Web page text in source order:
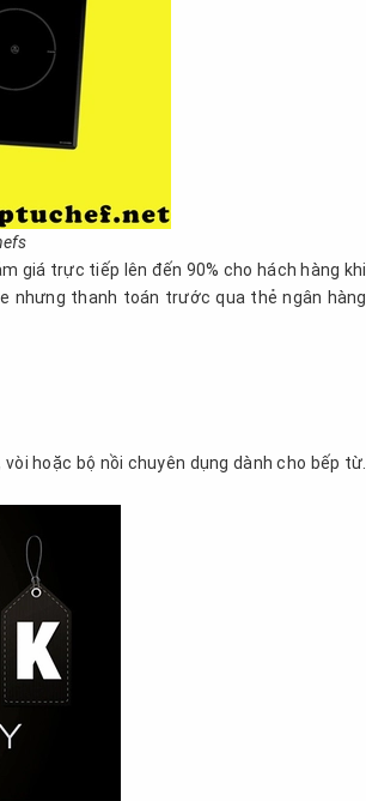
giá trực tiếp lên đến 90% cho hách hàng khi
nhưng thanh toán trước qua thẻ ngân hàng
hoặc bộ nồi chuyên dụng dành cho bếp từ.